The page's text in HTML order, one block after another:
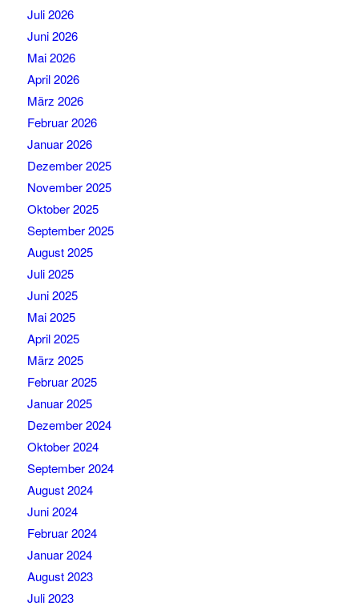
Juli 2026
Juni 2026
Mai 2026
April 2026
März 2026
Februar 2026
Januar 2026
Dezember 2025
November 2025
Oktober 2025
September 2025
August 2025
Juli 2025
Juni 2025
Mai 2025
April 2025
März 2025
Februar 2025
Januar 2025
Dezember 2024
Oktober 2024
September 2024
August 2024
Juni 2024
Februar 2024
Januar 2024
August 2023
Juli 2023